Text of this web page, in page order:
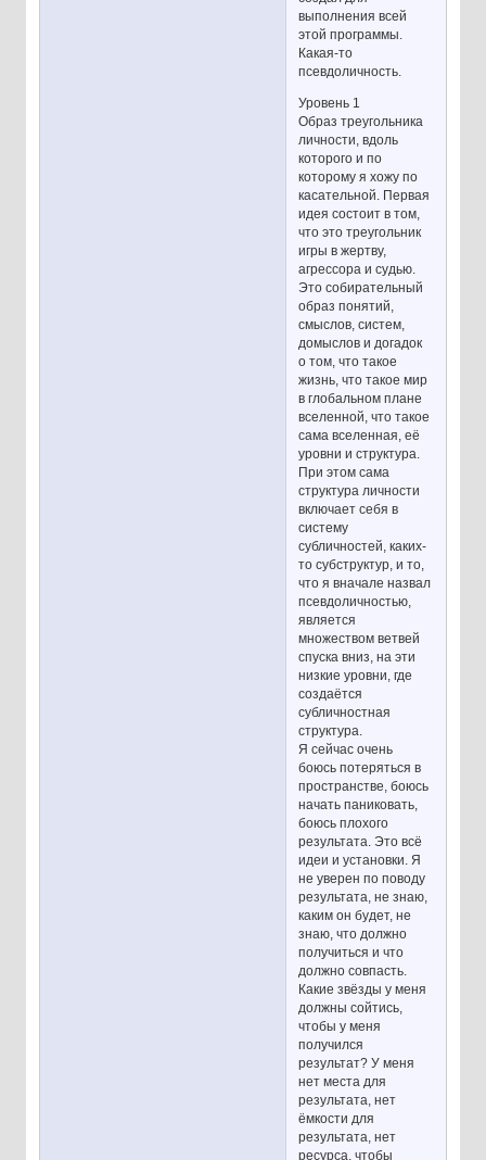
выполнения всей
этой программы.
Какая-то
псевдоличность.
Уровень 1
Образ треугольника
личности, вдоль
которого и по
которому я хожу по
касательной. Первая
идея состоит в том,
что это треугольник
игры в жертву,
агрессора и судью.
Это собирательный
образ понятий,
смыслов, систем,
домыслов и догадок
о том, что такое
жизнь, что такое мир
в глобальном плане
вселенной, что такое
сама вселенная, её
уровни и структура.
При этом сама
структура личности
включает себя в
систему
субличностей, каких-
то субструктур, и то,
что я вначале назвал
псевдоличностью,
является
множеством ветвей
спуска вниз, на эти
низкие уровни, где
создаётся
субличностная
структура.
Я сейчас очень
боюсь потеряться в
пространстве, боюсь
начать паниковать,
боюсь плохого
результата. Это всё
идеи и установки. Я
не уверен по поводу
результата, не знаю,
каким он будет, не
знаю, что должно
получиться и что
должно совпасть.
Какие звёзды у меня
должны сойтись,
чтобы у меня
получился
результат? У меня
нет места для
результата, нет
ёмкости для
результата, нет
ресурса, чтобы